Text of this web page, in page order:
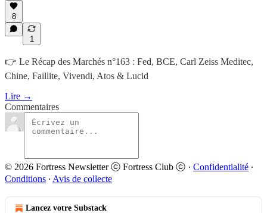
8
1
👉 Le Récap des Marchés n°163 : Fed, BCE, Carl Zeiss Meditec,
Chine, Faillite, Vivendi, Atos & Lucid
Lire →
Commentaires
© 2026 Fortress Newsletter ⓒ Fortress Club ⓒ · Confidentialité ∙
Conditions ∙ Avis de collecte
Lancez votre Substack